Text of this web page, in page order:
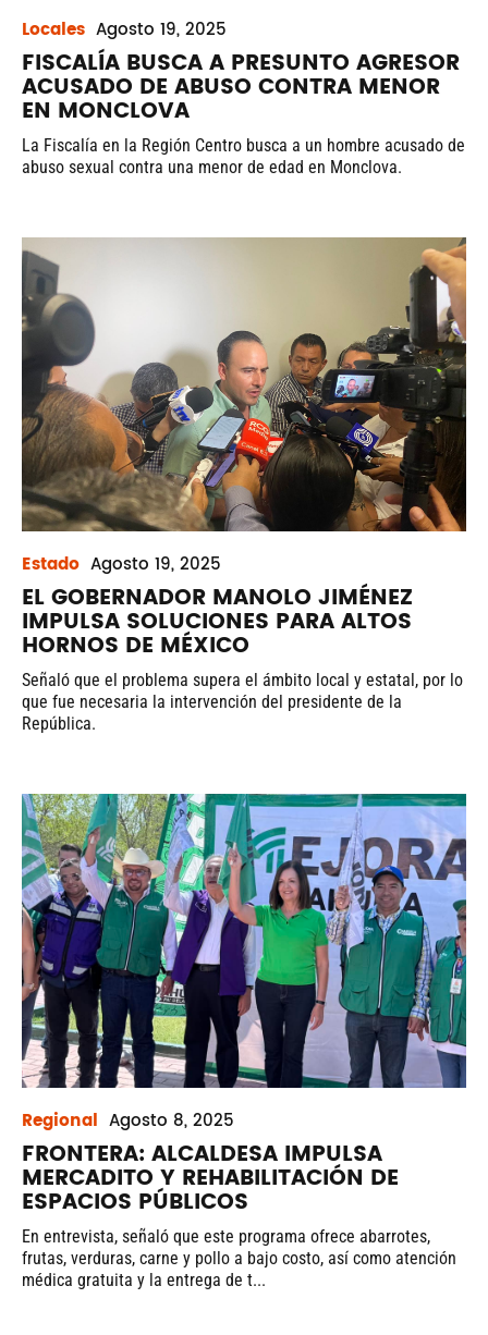
Locales Agosto 19, 2025
FISCALÍA BUSCA A PRESUNTO AGRESOR
ACUSADO DE ABUSO CONTRA MENOR
EN MONCLOVA
La Fiscalía en la Región Centro busca a un hombre acusado de
abuso sexual contra una menor de edad en Monclova.
Estado Agosto 19, 2025
EL GOBERNADOR MANOLO JIMÉNEZ
IMPULSA SOLUCIONES PARA ALTOS
HORNOS DE MÉXICO
Señaló que el problema supera el ámbito local y estatal, por lo
que fue necesaria la intervención del presidente de la
República.
Regional Agosto 8, 2025
FRONTERA: ALCALDESA IMPULSA
MERCADITO Y REHABILITACIÓN DE
ESPACIOS PÚBLICOS
En entrevista, señaló que este programa ofrece abarrotes,
frutas, verduras, carne y pollo a bajo costo, así como atención
médica gratuita y la entrega de t...